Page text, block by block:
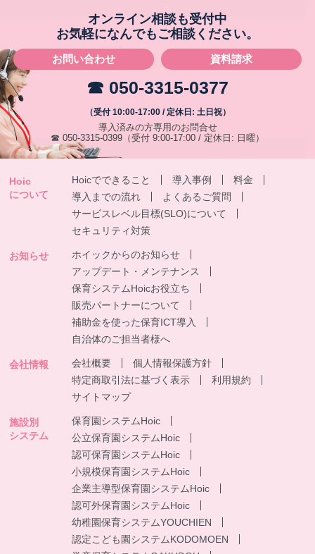
オンライン相談も受付中
お気軽になんでもご相談ください。
お問い合わせ 資料請求
☎ 050-3315-0377
（受付 10:00-17:00 / 定休日: 土日祝）
導入済みの方専用のお問合せ
☎ 050-3315-0399 （受付 9:00-17:00 / 定休日: 日曜）
Hoic
について
Hoicでできること 導入事例
料金
導入までの流れ
よくあるご質問
サービスレベル目標(SLO)について
セキュリティ対策
お知らせ
ホイックからのお知らせ
アップデート・メンテナンス
保育システムHoicお役立ち
販売パートナーについて
補助金を使った保育ICT導入
自治体のご担当者様へ
会社情報 会社概要
個人情報保護方針
特定商取引法に基づく表示
利用規約
サイトマップ
施設別
システム
保育園システムHoic
公立保育園システムHoic
認可保育園システムHoic
小規模保育園システムHoic
企業主導型保育園システムHoic
認可外保育園システムHoic
幼稚園保育システムYOUCHIEN
認定こども園システムKODOMOEN